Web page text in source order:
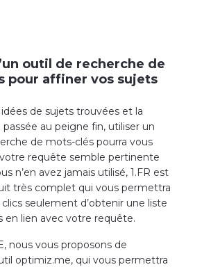
outil de recherche de
pour affiner vos sujets
de sujets trouvées et la
au peigne fin, utiliser un
de mots-clés pourra vous
requête semble pertinente
n’en avez jamais utilisé, 1.FR est
très complet qui vous permettra
seulement d’obtenir une liste
en lien avec votre requête.
nous vous proposons de
optimiz.me, qui vous permettra